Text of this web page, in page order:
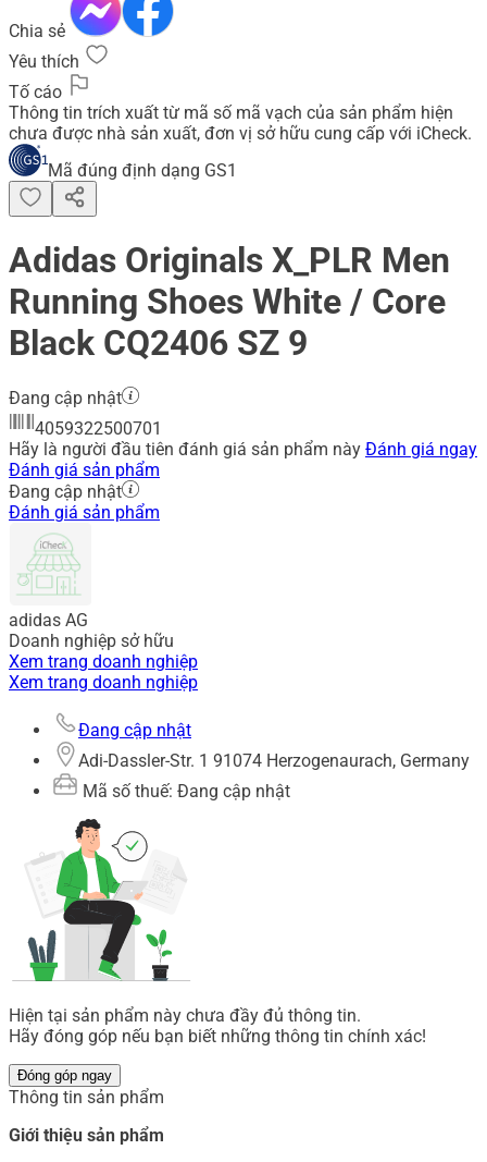
Chia sẻ
Yêu thích
Tố cáo
Thông tin trích xuất từ mã số mã vạch của sản phẩm hiện
chưa được nhà sản xuất, đơn vị sở hữu cung cấp với iCheck.
Mã đúng định dạng GS1
Adidas Originals X_PLR Men
Running Shoes White / Core
Black CQ2406 SZ 9
Đang cập nhật
4059322500701
Hãy là người đầu tiên đánh giá sản phẩm này Đánh giá ngay
Đánh giá sản phẩm
Đang cập nhật
Đánh giá sản phẩm
adidas AG
Doanh nghiệp sở hữu
Xem trang doanh nghiệp
Xem trang doanh nghiệp
Đang cập nhật
Adi-Dassler-Str. 1 91074 Herzogenaurach, Germany
Mã số thuế: Đang cập nhật
Hiện tại sản phẩm này chưa đầy đủ thông tin.
Hãy đóng góp nếu bạn biết những thông tin chính xác!
Đóng góp ngay
Thông tin sản phẩm
Giới thiệu sản phẩm